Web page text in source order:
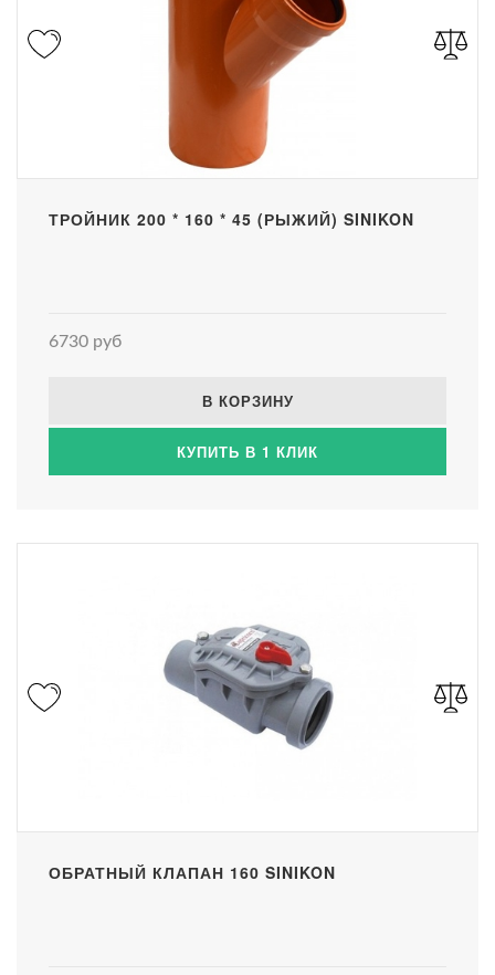
ТРОЙНИК 200 * 160 * 45 (РЫЖИЙ) SINIKON
6730 руб
В КОРЗИНУ
КУПИТЬ В 1 КЛИК
ОБРАТНЫЙ КЛАПАН 160 SINIKON